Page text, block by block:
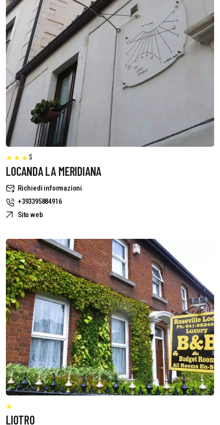
S
LOCANDA LA MERIDIANA
Richiedi informazioni
+393395884916
Sito web
LIOTRO